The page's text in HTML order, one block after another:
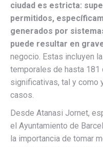
ciudad es estricta:
permitidos,
generados por
puede resultar en
negocio. Estas incluyen
temporales de hasta
significativas, tal y como
casos.
Desde Atanasi Jornet,
el Ayuntamiento de
la importancia de tomar